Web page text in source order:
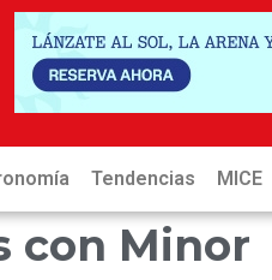
Tendencias MICE
con Minor